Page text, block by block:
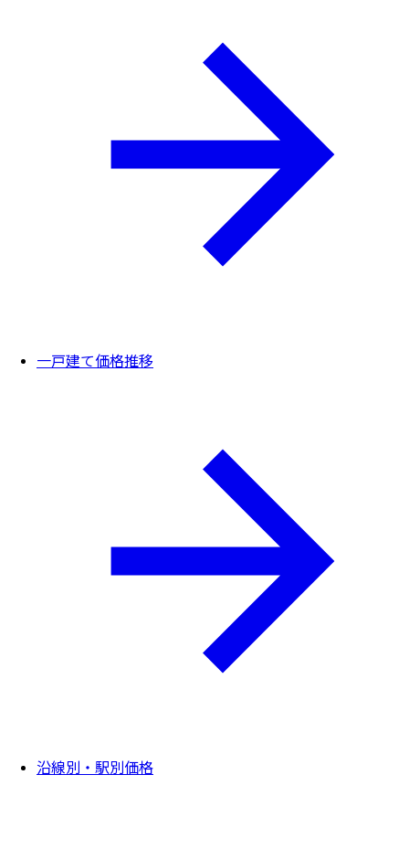
一戸建て価格推移
沿線別・駅別価格